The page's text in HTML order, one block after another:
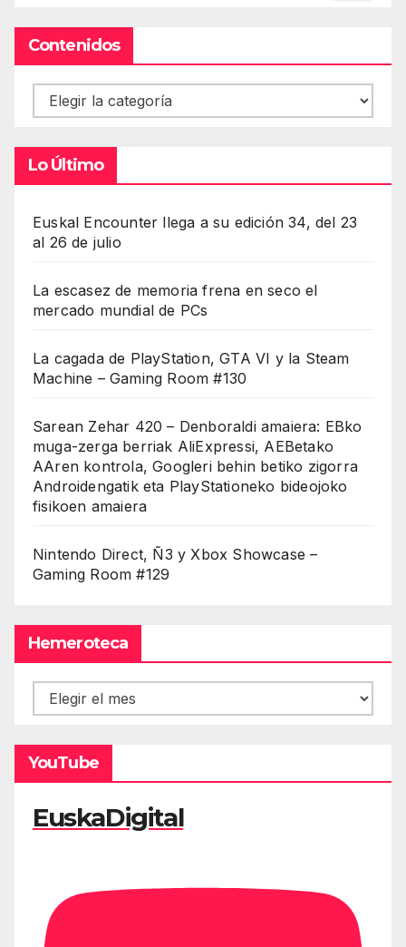
Contenidos
Contenidos
Lo Último
Euskal Encounter llega a su edición 34, del 23
al 26 de julio
La escasez de memoria frena en seco el
mercado mundial de PCs
La cagada de PlayStation, GTA VI y la Steam
Machine – Gaming Room #130
Sarean Zehar 420 – Denboraldi amaiera: EBko
muga-zerga berriak AliExpressi, AEBetako
AAren kontrola, Googleri behin betiko zigorra
Androidengatik eta PlayStationeko bideojoko
fisikoen amaiera
Nintendo Direct, Ñ3 y Xbox Showcase –
Gaming Room #129
Hemeroteca
Hemeroteca
YouTube
EuskaDigital